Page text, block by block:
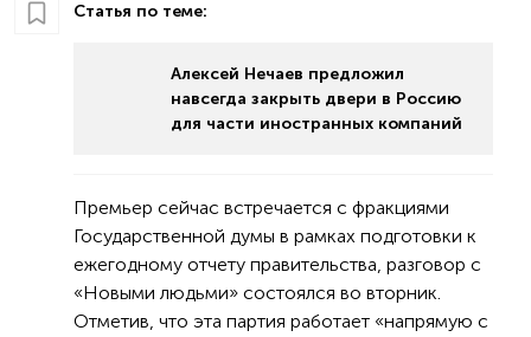
Статья по теме:
Алексей Нечаев предложил
навсегда закрыть двери в Россию
для части иностранных компаний
Премьер сейчас встречается с фракциями
Государственной думы в рамках подготовки к
ежегодному отчету правительства, разговор с
«Новыми людьми» состоялся во вторник.
Отметив, что эта партия работает «напрямую с